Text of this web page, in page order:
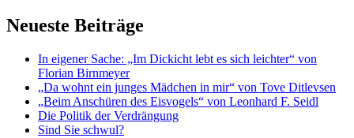
Neueste Beiträge
In eigener Sache: „Im Dickicht lebt es sich leichter“ von
Florian Birnmeyer
„Da wohnt ein junges Mädchen in mir“ von Tove Ditlevsen
„Beim Anschüren des Eisvogels“ von Leonhard F. Seidl
Die Politik der Verdrängung
Sind Sie schwul?